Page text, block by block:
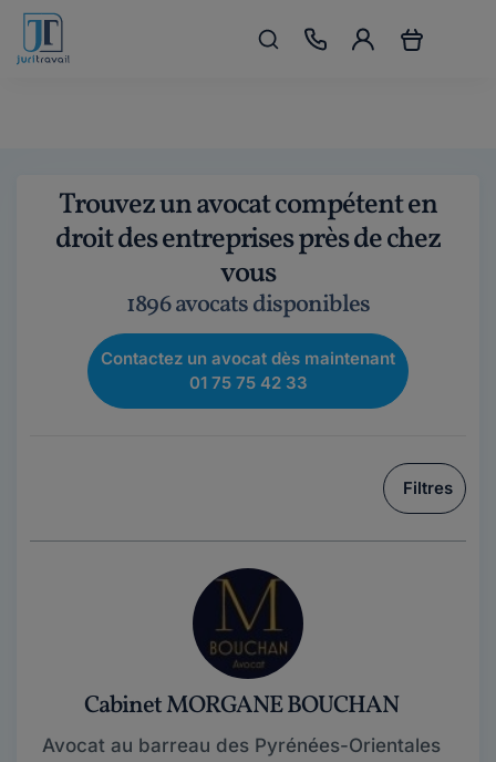
Trouvez un avocat compétent en
droit des entreprises près de chez
vous
1896 avocats disponibles
Contactez un avocat dès maintenant
01 75 75 42 33
Filtres
Cabinet MORGANE BOUCHAN
Avocat au barreau des Pyrénées-Orientales